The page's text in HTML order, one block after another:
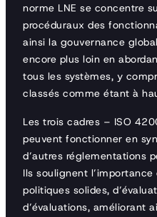
norme LNE se concentre
procéduraux des
ainsi la gouvernance
encore plus loin en
tous les systèmes, y
classés comme étant à
Les trois cadres – ISO
peuvent fonctionner en
d’autres réglementations
Ils soulignent
politiques solides,
d’évaluations, améliorant